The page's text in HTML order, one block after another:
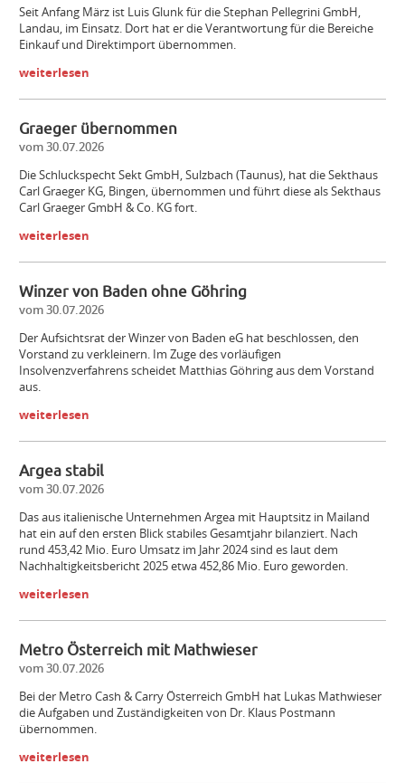
Seit Anfang März ist Luis Glunk für die Stephan Pellegrini GmbH,
Landau, im Einsatz. Dort hat er die Verantwortung für die Bereiche
Einkauf und Direktimport übernommen.
weiterlesen
Graeger übernommen
vom 30.07.2026
Die Schluckspecht Sekt GmbH, Sulzbach (Taunus), hat die Sekthaus
Carl Graeger KG, Bingen, übernommen und führt diese als Sekthaus
Carl Graeger GmbH & Co. KG fort.
weiterlesen
Winzer von Baden ohne Göhring
vom 30.07.2026
Der Aufsichtsrat der Winzer von Baden eG hat beschlossen, den
Vorstand zu verkleinern. Im Zuge des vorläufigen
Insolvenzverfahrens scheidet Matthias Göhring aus dem Vorstand
aus.
weiterlesen
Argea stabil
vom 30.07.2026
Das aus italienische Unternehmen Argea mit Hauptsitz in Mailand
hat ein auf den ersten Blick stabiles Gesamtjahr bilanziert. Nach
rund 453,42 Mio. Euro Umsatz im Jahr 2024 sind es laut dem
Nachhaltigkeitsbericht 2025 etwa 452,86 Mio. Euro geworden.
weiterlesen
Metro Österreich mit Mathwieser
vom 30.07.2026
Bei der Metro Cash & Carry Österreich GmbH hat Lukas Mathwieser
die Aufgaben und Zuständigkeiten von Dr. Klaus Postmann
übernommen.
weiterlesen